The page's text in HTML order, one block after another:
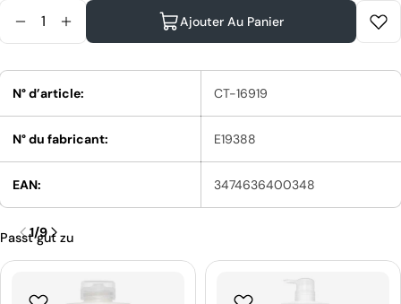
Diminuer La Quantité Pour Shu Uemura Urban
Augmenter La Quantité Pour Shu Uemura
Ajouter Au Panier
N° d’article: CT-16919
N° du fabricant: E19388
EAN: 3474636400348
Passt gut zu
1/9